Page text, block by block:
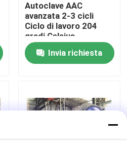
Autoclave AAC
avanzata 2-3 cicli
Ciclo di lavoro 204
gradi Celsius
Temperatura di
progettazione
Invia richiesta